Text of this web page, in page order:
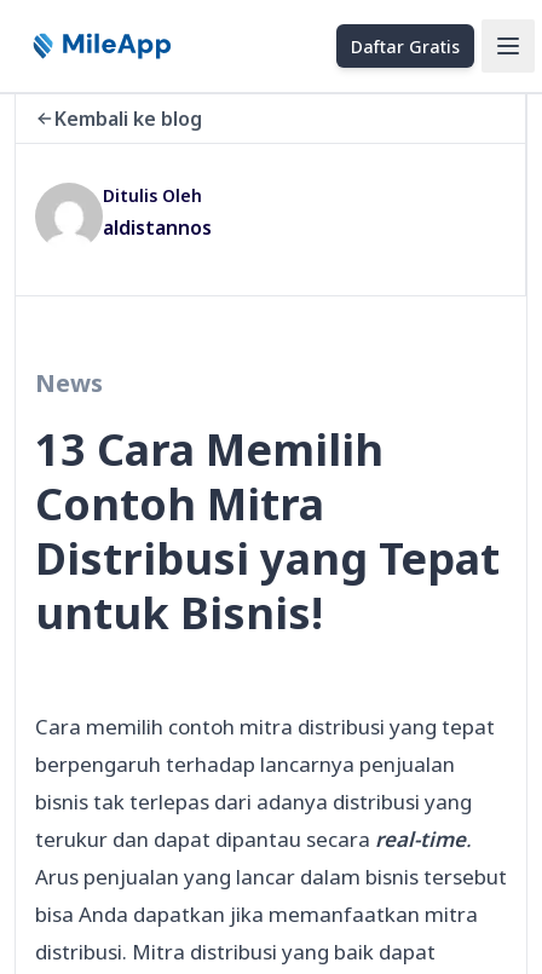
Daftar Gratis
Kembali ke blog
Ditulis Oleh
aldistannos
News
13 Cara Memilih
Contoh Mitra
Distribusi yang Tepat
untuk Bisnis!
Cara memilih contoh mitra distribusi yang tepat
berpengaruh terhadap lancarnya penjualan
bisnis tak terlepas dari adanya distribusi yang
terukur dan dapat dipantau secara real-time.
Arus penjualan yang lancar dalam bisnis tersebut
bisa Anda dapatkan jika memanfaatkan mitra
distribusi. Mitra distribusi yang baik dapat